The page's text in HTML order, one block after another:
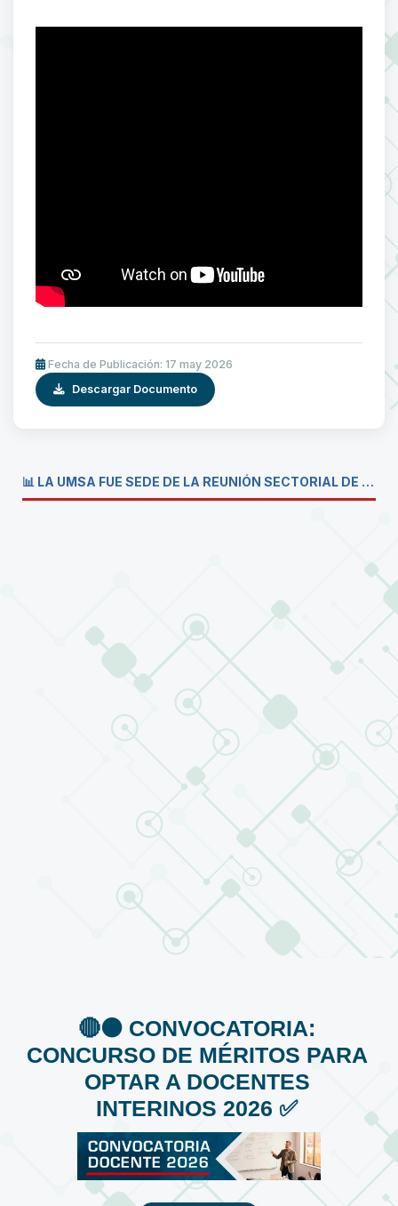
Fecha de Publicación: 17 may 2026
Descargar Documento
📊 LA UMSA FUE SEDE DE LA REUNIÓN SECTORIAL DE CARRERAS DE ECONOMÍA DEL SISTEMA DE LA UNIVERSIDAD BOLIVIANA💼
🔴⚫️ CONVOCATORIA:
CONCURSO DE MÉRITOS PARA
OPTAR A DOCENTES
INTERINOS 2026 ✅